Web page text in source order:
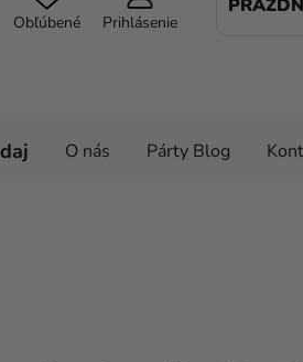
Obľúbené Prihlásenie
O nás Párty Blog